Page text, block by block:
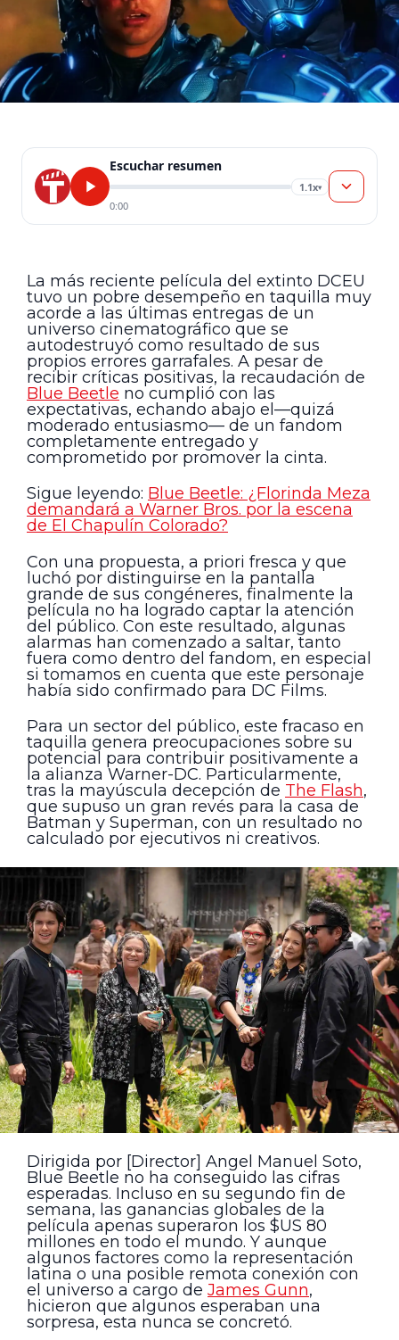
Escuchar resumen
1.1x▾
0:00
La más reciente película del extinto DCEU
tuvo un pobre desempeño en taquilla muy
acorde a las últimas entregas de un
universo cinematográfico que se
autodestruyó como resultado de sus
propios errores garrafales. A pesar de
recibir críticas positivas, la recaudación de
Blue Beetle no cumplió con las
expectativas, echando abajo el—quizá
moderado entusiasmo— de un fandom
completamente entregado y
comprometido por promover la cinta.
Sigue leyendo: Blue Beetle: ¿Florinda Meza
demandará a Warner Bros. por la escena
de El Chapulín Colorado?
Con una propuesta, a priori fresca y que
luchó por distinguirse en la pantalla
grande de sus congéneres, finalmente la
película no ha logrado captar la atención
del público. Con este resultado, algunas
alarmas han comenzado a saltar, tanto
fuera como dentro del fandom, en especial
si tomamos en cuenta que este personaje
había sido confirmado para DC Films.
Para un sector del público, este fracaso en
taquilla genera preocupaciones sobre su
potencial para contribuir positivamente a
la alianza Warner-DC. Particularmente,
tras la mayúscula decepción de The Flash,
que supuso un gran revés para la casa de
Batman y Superman, con un resultado no
calculado por ejecutivos ni creativos.
Dirigida por [Director] Angel Manuel Soto,
Blue Beetle no ha conseguido las cifras
esperadas. Incluso en su segundo fin de
semana, las ganancias globales de la
película apenas superaron los $US 80
millones en todo el mundo. Y aunque
algunos factores como la representación
latina o una posible remota conexión con
el universo a cargo de James Gunn,
hicieron que algunos esperaban una
sorpresa, esta nunca se concretó.